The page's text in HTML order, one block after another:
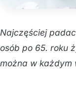
Najczęściej
osób po 65. roku
można w każdym